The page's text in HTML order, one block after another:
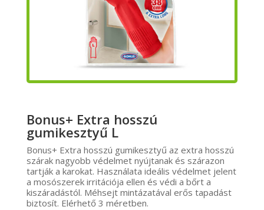
Bonus+ Extra hosszú
gumikesztyű L
Bonus+ Extra hosszú gumikesztyű az extra hosszú
szárak nagyobb védelmet nyújtanak és szárazon
tartják a karokat. Használata ideális védelmet jelent
a mosószerek irritációja ellen és védi a bőrt a
kiszáradástól. Méhsejt mintázatával erős tapadást
biztosít. Elérhető 3 méretben.